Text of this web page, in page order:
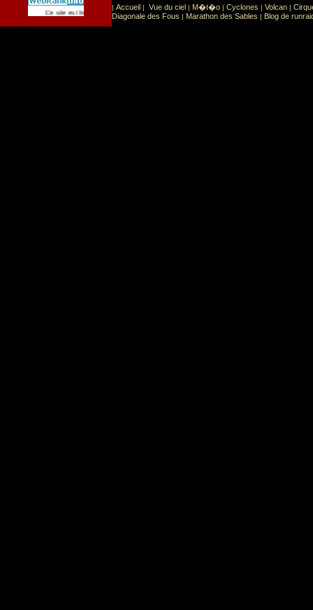
Ce site est list� dans la cat�gorie Sport: Sports extr�mes
| Accueil | Vue du ciel | M�t�o | Cyclones | Volcan |
Diagonale des Fous | Marathon des Sables | Blog de